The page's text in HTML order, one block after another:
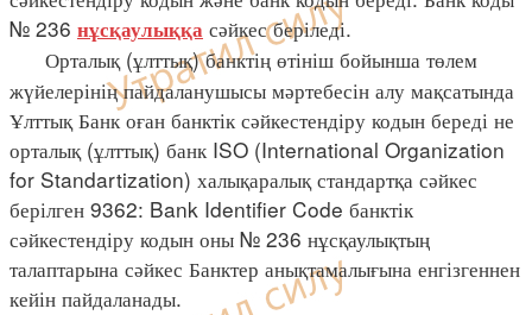
№ 236 нұсқаулыққа сәйкес беріледі.
Орталық (ұлттық) банктің өтініш бойынша төлем
жүйелерінің пайдаланушысы мәртебесін алу мақсатында
Ұлттық Банк оған банктік сәйкестендіру кодын береді не
орталық (ұлттық) банк ISO (International Organization
for Standartization) халықаралық стандартқа сәйкес
берілген 9362: Bank Identifier Code банктік
сәйкестендіру кодын оны № 236 нұсқаулықтың
талаптарына сәйкес Банктер анықтамалығына енгізгеннен
кейін пайдаланады.